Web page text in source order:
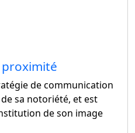
de communication
sa notoriété, et est
de son image